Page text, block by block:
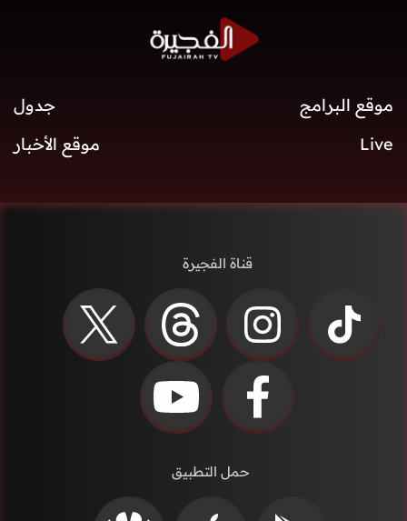
موقع البرامج
جدول
Live
موقع الأخبار
قناة الفجيرة
حمل التطبيق